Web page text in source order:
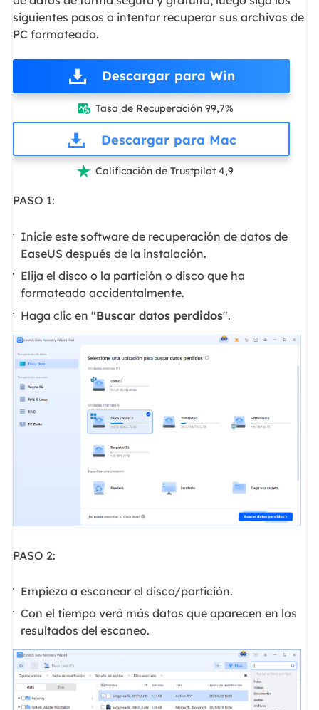
siguientes pasos a intentar recuperar sus archivos de
PC formateado.
Descargar para Win
 Tasa de Recuperación 99,7%
Descargar para Mac
 Calificación de Trustpilot 4,9
PASO 1:
Inicie este software de recuperación de datos de
EaseUS después de la instalación.
Elija el disco o la partición o disco que ha
formateado accidentalmente.
Haga clic en "Buscar datos perdidos".
PASO 2:
Empieza a escanear el disco/partición.
Con el tiempo verá más datos que aparecen en los
resultados del escaneo.